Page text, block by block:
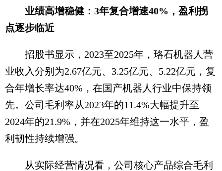
业绩高增稳健：3年复合增速40%，盈利拐
点逐步临近
招股书显示，2023至2025年，珞石机器人营
业收入分别为2.67亿元、3.25亿元、5.22亿元，复
合年增长率达40%，在国产机器人行业中保持领
先。公司毛利率从2023年的11.4%大幅提升至
2024年的21.9%，并在2025年维持这一水平，盈
利韧性持续增强。
从实际经营情况看，公司核心产品综合毛利